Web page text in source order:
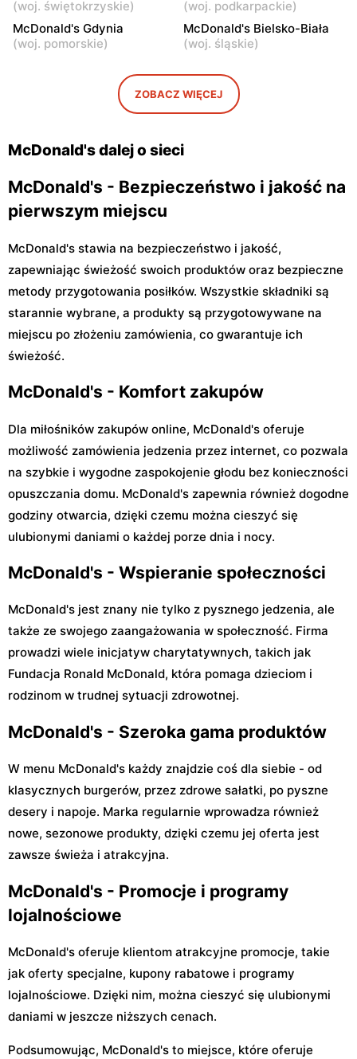
Ostrobramska 71
249
McDonald's McDonald's
249
Conrada 29 B
McDonald's
(woj. świętokrzyskie)
(woj. podkarpackie)
McDonald's Gdynia
(woj. pomorskie)
McDonald's Bielsko-Biała
(woj. śląskie)
ZOBACZ WIĘCEJ
McDonald's dalej o sieci
McDonald's - Bezpieczeństwo i jakość na
pierwszym miejscu
McDonald's stawia na bezpieczeństwo i jakość,
zapewniając świeżość swoich produktów oraz bezpieczne
metody przygotowania posiłków. Wszystkie składniki są
starannie wybrane, a produkty są przygotowywane na
miejscu po złożeniu zamówienia, co gwarantuje ich
świeżość.
McDonald's - Komfort zakupów
Dla miłośników zakupów online, McDonald's oferuje
możliwość zamówienia jedzenia przez internet, co pozwala
na szybkie i wygodne zaspokojenie głodu bez konieczności
opuszczania domu. McDonald's zapewnia również dogodne
godziny otwarcia, dzięki czemu można cieszyć się
ulubionymi daniami o każdej porze dnia i nocy.
McDonald's - Wspieranie społeczności
McDonald's jest znany nie tylko z pysznego jedzenia, ale
także ze swojego zaangażowania w społeczność. Firma
prowadzi wiele inicjatyw charytatywnych, takich jak
Fundacja Ronald McDonald, która pomaga dzieciom i
rodzinom w trudnej sytuacji zdrowotnej.
McDonald's - Szeroka gama produktów
W menu McDonald's każdy znajdzie coś dla siebie - od
klasycznych burgerów, przez zdrowe sałatki, po pyszne
desery i napoje. Marka regularnie wprowadza również
nowe, sezonowe produkty, dzięki czemu jej oferta jest
zawsze świeża i atrakcyjna.
McDonald's - Promocje i programy
lojalnościowe
McDonald's oferuje klientom atrakcyjne promocje, takie
jak oferty specjalne, kupony rabatowe i programy
lojalnościowe. Dzięki nim, można cieszyć się ulubionymi
daniami w jeszcze niższych cenach.
Podsumowując, McDonald's to miejsce, które oferuje